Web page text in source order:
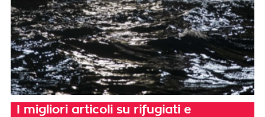
I migliori articoli su rifugiati e